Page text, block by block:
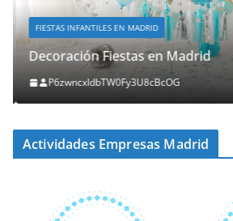
FIESTAS INFANTILES EN MADRID
Decoración Fiestas en Madrid
P6zwncxIdbTW0Fy3U8cBcOG
Actividades Empresas Madrid